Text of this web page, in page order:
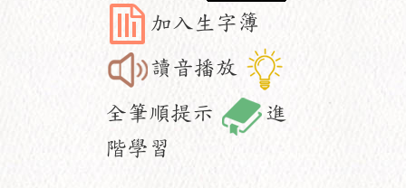
加入生字簿
讀音播放
全筆順提示
進
階學習